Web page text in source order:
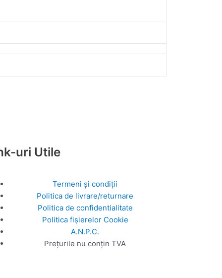
uri Utile
Termeni și condiții
Politica de livrare/returnare
Politica de confidentialitate
Politica fișierelor Cookie
A.N.P.C.
Prețurile nu conțin TVA